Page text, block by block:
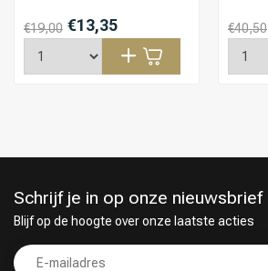
€19,00 €13,35 €40,50
Schrijf je in op onze nieuwsbrief
Blijf op de hoogte over onze laatste acties